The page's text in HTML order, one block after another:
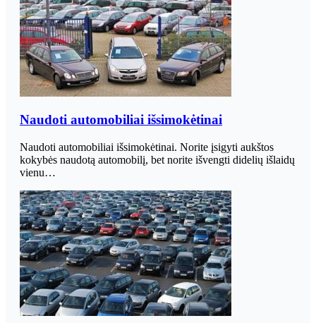
Naudoti automobiliai išsimokėtinai
Naudoti automobiliai išsimokėtinai. Norite įsigyti aukštos
kokybės naudotą automobilį, bet norite išvengti didelių išlaidų
vienu…